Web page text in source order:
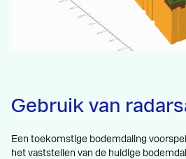
Gebruik van
Een toekomstige bodemdaling
het vaststellen van de huidige